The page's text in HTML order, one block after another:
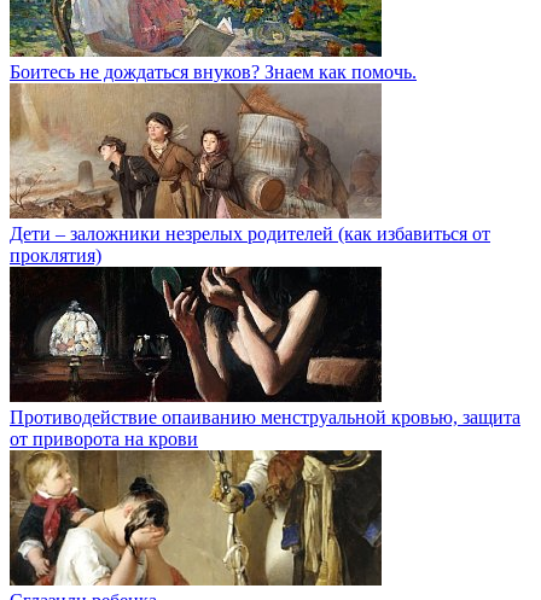
Боитесь не дождаться внуков? Знаем как помочь.
Дети – заложники незрелых родителей (как избавиться от
проклятия)
Противодействие опаиванию менструальной кровью, защита
от приворота на крови